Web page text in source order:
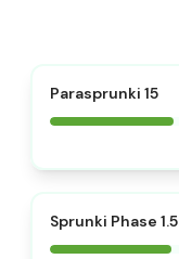
Parasprunki 15
Sprunki Phase 1.5